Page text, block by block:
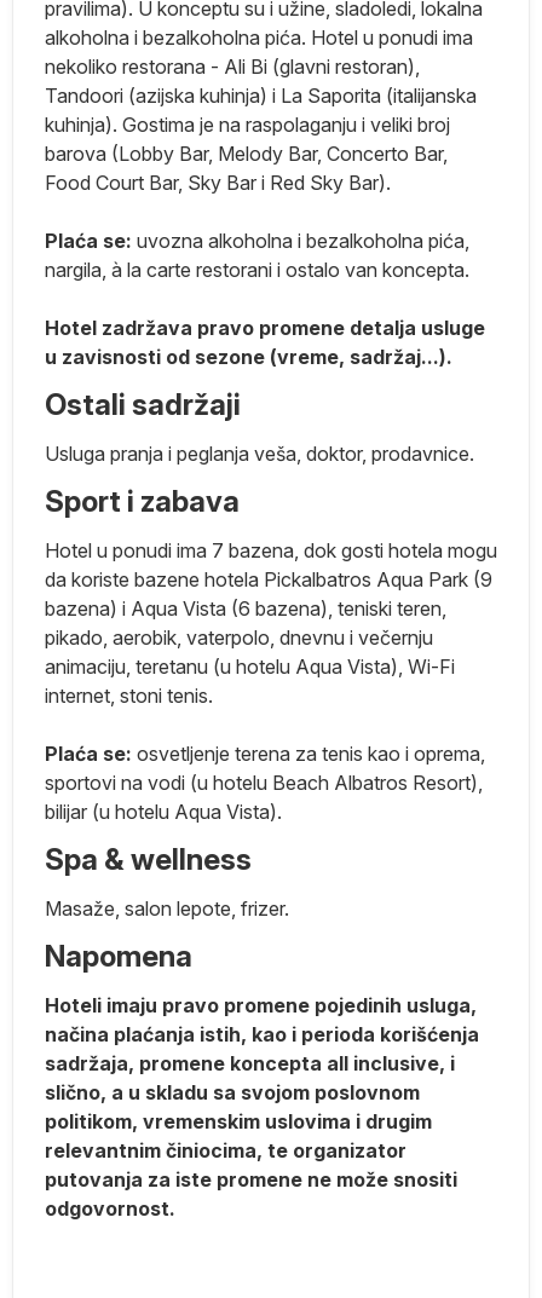
pravilima). U konceptu su i užine, sladoledi, lokalna
alkoholna i bezalkoholna pića. Hotel u ponudi ima
nekoliko restorana - Ali Bi (glavni restoran),
Tandoori (azijska kuhinja) i La Saporita (italijanska
kuhinja). Gostima je na raspolaganju i veliki broj
barova (Lobby Bar, Melody Bar, Concerto Bar,
Food Court Bar, Sky Bar i Red Sky Bar).
Plaća se: uvozna alkoholna i bezalkoholna pića,
nargila, à la carte restorani i ostalo van koncepta.
Hotel zadržava pravo promene detalja usluge
u zavisnosti od sezone (vreme, sadržaj...).
Ostali sadržaji
Usluga pranja i peglanja veša, doktor, prodavnice.
Sport i zabava
Hotel u ponudi ima 7 bazena, dok gosti hotela mogu
da koriste bazene hotela Pickalbatros Aqua Park (9
bazena) i Aqua Vista (6 bazena), teniski teren,
pikado, aerobik, vaterpolo, dnevnu i večernju
animaciju, teretanu (u hotelu Aqua Vista), Wi-Fi
internet, stoni tenis.
Plaća se: osvetljenje terena za tenis kao i oprema,
sportovi na vodi (u hotelu Beach Albatros Resort),
bilijar (u hotelu Aqua Vista).
Spa & wellness
Masaže, salon lepote, frizer.
Napomena
Hoteli imaju pravo promene pojedinih usluga,
načina plaćanja istih, kao i perioda korišćenja
sadržaja, promene koncepta all inclusive, i
slično, a u skladu sa svojom poslovnom
politikom, vremenskim uslovima i drugim
relevantnim činiocima, te organizator
putovanja za iste promene ne može snositi
odgovornost.